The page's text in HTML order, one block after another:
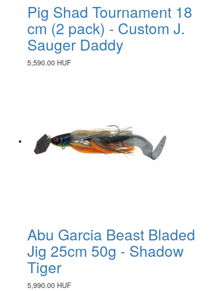
Pig Shad Tournament 18
cm (2 pack) - Custom J.
Sauger Daddy
5,590.00 HUF
Abu Garcia Beast Bladed
Jig 25cm 50g - Shadow
Tiger
5,990.00 HUF